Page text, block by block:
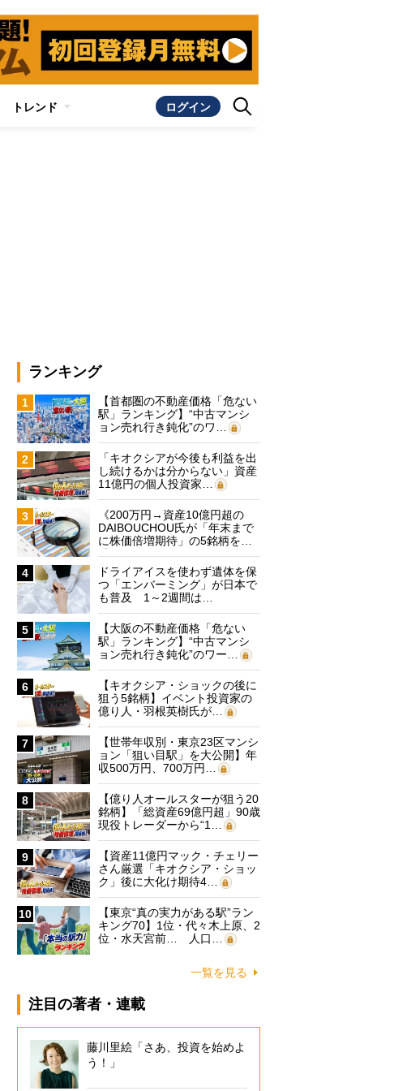
トレンド ログイン
ランキング
1
【首都圏の不動産価格「危ない
駅」ランキング】“中古マンシ
ョン売れ行き鈍化”のワ…
2
「キオクシアが今後も利益を出
し続けるかは分からない」資産
11億円の個人投資家…
3
《200万円→資産10億円超の
DAIBOUCHOU氏が「年末まで
に株価倍増期待」の5銘柄を…
4
ドライアイスを使わず遺体を保
つ「エンバーミング」が日本で
も普及 1～2週間は…
5
【大阪の不動産価格「危ない
駅」ランキング】“中古マンシ
ョン売れ行き鈍化”のワー…
6
【キオクシア・ショックの後に
狙う5銘柄】イベント投資家の
億り人・羽根英樹氏が…
7
【世帯年収別・東京23区マンシ
ョン「狙い目駅」を大公開】年
収500万円、700万円…
8
【億り人オールスターが狙う20
銘柄】「総資産69億円超」90歳
現役トレーダーから“1…
9
【資産11億円マック・チェリー
さん厳選「キオクシア・ショッ
ク」後に大化け期待4…
10
【東京“真の実力がある駅”ラン
キング70】1位・代々木上原、2
位・水天宮前… 人口…
一覧を見る
注目の著者・連載
藤川里絵「さあ、投資を始めよ
う！」